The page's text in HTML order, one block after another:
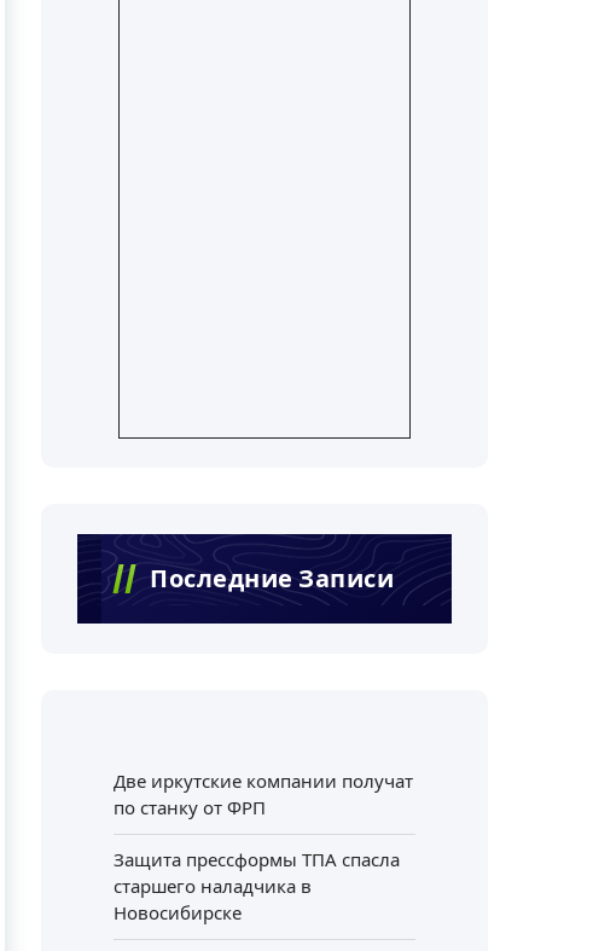
Последние Записи
Две иркутские компании получат
по станку от ФРП
Защита прессформы ТПА спасла
старшего наладчика в
Новосибирске